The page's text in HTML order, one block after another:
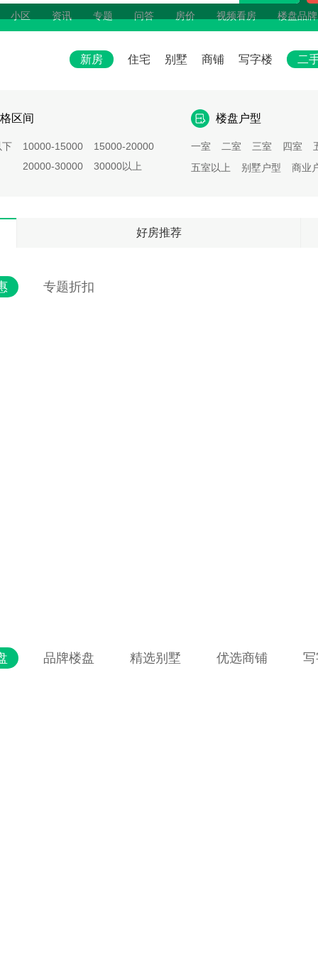
小区 资讯 专题 问答 房价 视频看房 楼盘品牌
新房 住宅 别墅 商铺 写字楼 二
区间
下 10000-15000
15000-20000
20000-30000
30000以上
楼盘户型
一室 二室 三室 四室
五室以上
别墅户型 商业
好房推荐
专题折扣
品牌楼盘 精选别墅 优选商铺